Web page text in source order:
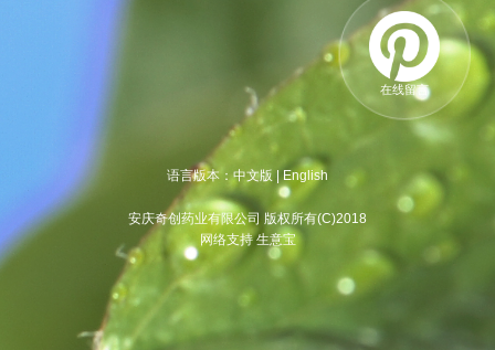
在线留言
语言版本：中文版 English
安庆奇创药业有限公司 版权所有(C)2018
网络支持 生意宝